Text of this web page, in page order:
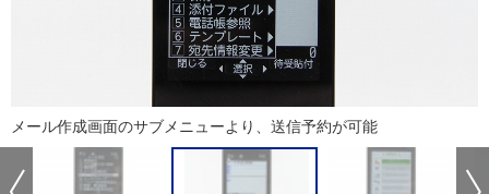
メール作成画面のサブメニューより、送信予約が可能